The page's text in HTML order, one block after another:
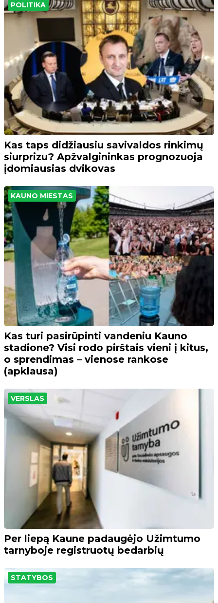
POLITIKA
Kas taps didžiausiu savivaldos rinkimų
siurprizu? Apžvalgininkas prognozuoja
įdomiausias dvikovas
KAUNO MIESTAS
Kas turi pasirūpinti vandeniu Kauno
stadione? Visi rodo pirštais vieni į kitus,
o sprendimas – vienose rankose
(apklausa)
VERSLAS
Per liepą Kaune padaugėjo Užimtumo
tarnyboje registruotų bedarbių
STATYBOS